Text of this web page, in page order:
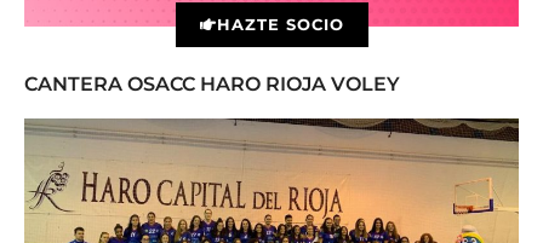
HAZTE SOCIO
CANTERA OSACC HARO RIOJA VOLEY